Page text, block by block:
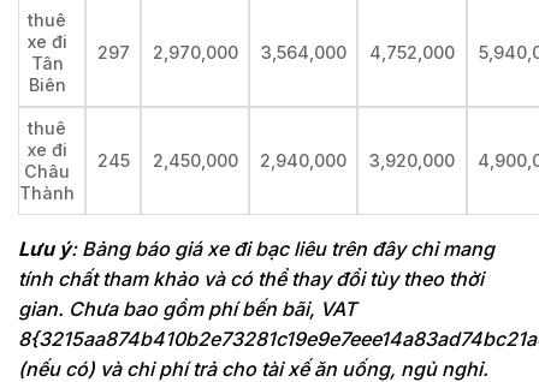
thuê
xe đi
Tân
Biên
297 2,970,000 3,564,000 4,752,000
thuê
xe đi
Châu
Thành
245 2,450,000 2,940,000 3,920,000
Lưu ý: Bảng báo giá xe đi bạc liêu trên đây chỉ mang
tính chất tham khảo và có thể thay đổi tùy theo thời
gian. Chưa bao gồm phí bến bãi, VAT
(nếu có) và chi phí trả cho tài xế ăn uống, ngủ nghỉ.